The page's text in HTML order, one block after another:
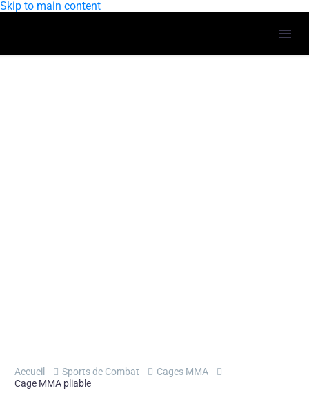
Skip to main content
Accueil Sports de Combat
Cages MMA
Cage MMA pliable